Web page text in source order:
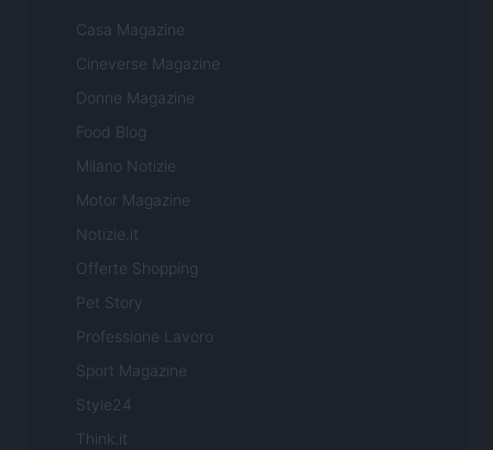
Casa Magazine
Cineverse Magazine
Donne Magazine
Food Blog
Milano Notizie
Motor Magazine
Notizie.it
Offerte Shopping
Pet Story
Professione Lavoro
Sport Magazine
Style24
Think.it